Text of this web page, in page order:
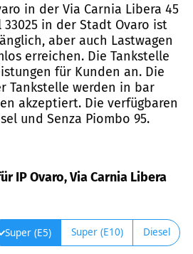
in der Via Carnia Libera 45
in der Stadt Ovaro ist
aber auch Lastwagen
erreichen. Die Tankstelle
für Kunden an. Die
Tankstelle werden in bar
akzeptiert. Die verfügbaren
und Senza Piombo 95.
IP Ovaro, Via Carnia Libera
Super (E5) Super (E10) Diesel